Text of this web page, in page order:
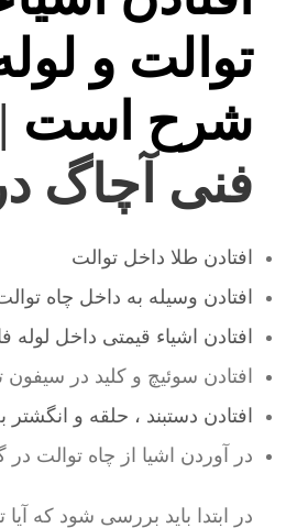
توالت و
شرح است
فنی آچاگ
افتادن طلا داخل توالت
افتادن وسیله به داخل چاه
افتادن اشیاء قیمتی داخل لوله
افتادن سوئیچ و کلید در
افتادن دستبند ، حلقه و
در آوردن اشیا از چاه توالت در
در ابتدا باید بررسی شود که